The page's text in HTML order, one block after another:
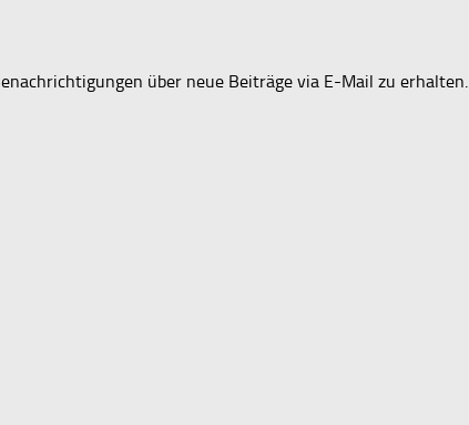
über neue Beiträge via E-Mail zu erhalten.